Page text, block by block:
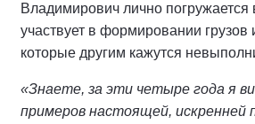
Владимирович лично
участвует в формировании грузов
которые другим кажутся
«Знаете, за эти четыре года я
примеров настоящей,